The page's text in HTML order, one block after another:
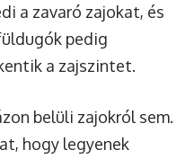
a zavaró zajokat, és
pedig
a zajszintet.
belüli zajokról sem.
hogy legyenek